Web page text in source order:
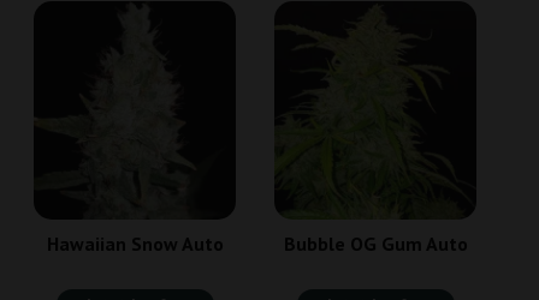
Hawaiian Snow Auto Bubble OG Gum Auto